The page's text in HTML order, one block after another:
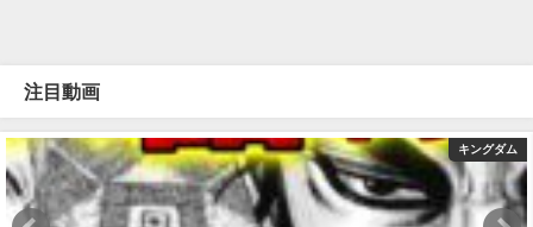
注目動画
キングダム